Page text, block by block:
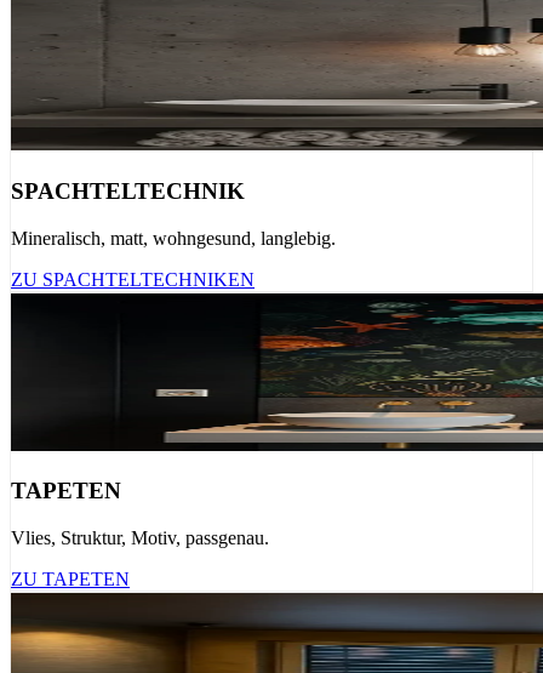
SPACHTELTECHNIK
Mineralisch, matt, wohngesund, langlebig.
ZU SPACHTELTECHNIKEN
TAPETEN
Vlies, Struktur, Motiv, passgenau.
ZU TAPETEN